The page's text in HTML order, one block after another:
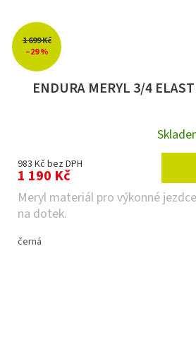
1 699 Kč
–29 %
ENDURA MERYL 3/4
983 Kč bez DPH
1 190 Kč
Meryl materiál pro výkonné
na dotek.
černá